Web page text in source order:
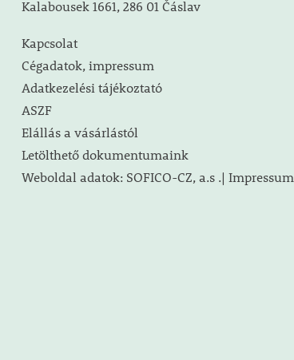
Kalabousek 1661, 286 01 Čáslav
Kapcsolat
Cégadatok, impressum
Adatkezelési tájékoztató
ASZF
Elállás a vásárlástól
Letölthető dokumentumaink
Weboldal adatok: SOFICO-CZ, a.s .| Impressum